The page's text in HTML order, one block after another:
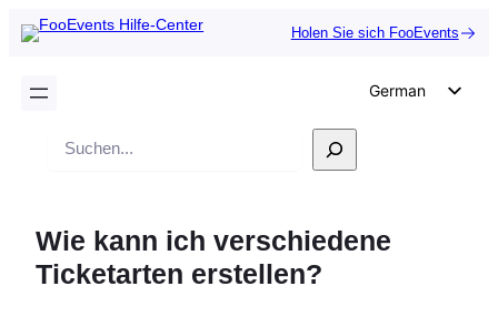
Holen Sie sich FooEvents
German
Italian
Suche
Wie kann ich verschiedene
Ticketarten erstellen?